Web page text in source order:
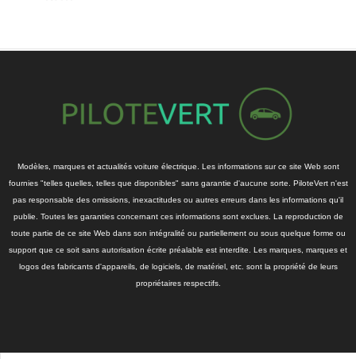
Modèles, marques et actualités voiture électrique. Les informations sur ce site Web sont
fournies "telles quelles, telles que disponibles" sans garantie d'aucune sorte. PiloteVert n'est
pas responsable des omissions, inexactitudes ou autres erreurs dans les informations qu'il
publie. Toutes les garanties concernant ces informations sont exclues. La reproduction de
toute partie de ce site Web dans son intégralité ou partiellement ou sous quelque forme ou
support que ce soit sans autorisation écrite préalable est interdite. Les marques, marques et
logos des fabricants d'appareils, de logiciels, de matériel, etc. sont la propriété de leurs
propriétaires respectifs.